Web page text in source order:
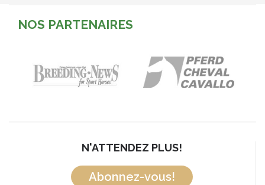
NOS PARTENAIRES
N'ATTENDEZ PLUS!
Abonnez-vous!